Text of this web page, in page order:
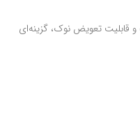
قابلیت تعویض نوک، گزینه‌ای